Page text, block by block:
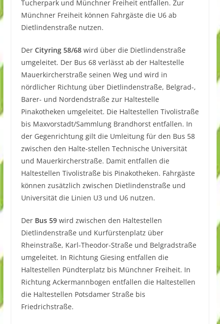
Tucherpark und Münchner Freiheit entfallen. Zur
Münchner Freiheit können Fahrgäste die U6 ab
Dietlindenstraße nutzen.
Der Cityring 58/68wird über die Dietlindenstraße
umgeleitet. Der Bus 68 verlässt ab der Haltestelle
Mauerkircherstraße seinen Weg und wird in
nördlicher Richtung über Dietlindenstraße, Belgrad-,
Barer- und Nordendstraße zur Haltestelle
Pinakotheken umgeleitet. Die Haltestellen Tivolistraße
bis Maxvorstadt/Sammlung Brandhorst entfallen. In
der Gegenrichtung gilt die Umleitung für den Bus 58
zwischen den Halte-stellen Technische Universität
und Mauerkircherstraße. Damit entfallen die
Haltestellen Tivolistraße bis Pinakotheken. Fahrgäste
können zusätzlich zwischen Dietlindenstraße und
Universität die Linien U3 und U6 nutzen.
Der Bus 59wird zwischen den Haltestellen
Dietlindenstraße und Kurfürstenplatz über
Rheinstraße, Karl-Theodor-Straße und Belgradstraße
umgeleitet. In Richtung Giesing entfallen die
Haltestellen Pündterplatz bis Münchner Freiheit. In
Richtung Ackermannbogen entfallen die Haltestellen
die Haltestellen Potsdamer Straße bis
Friedrichstraße.